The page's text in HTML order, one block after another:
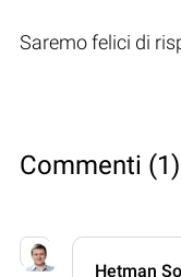
Saremo felici di
Commenti (1)
Hetman